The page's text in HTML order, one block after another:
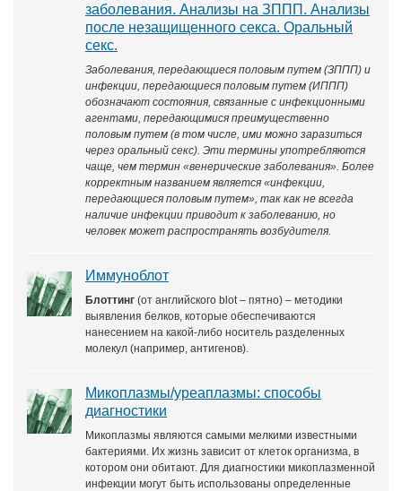
заболевания. Анализы на ЗППП. Анализы
после незащищенного секса. Оральный
секс.
Заболевания, передающиеся половым путем (ЗППП) и
инфекции, передающиеся половым путем (ИППП)
обозначают состояния, связанные с инфекционными
агентами, передающимися преимущественно
половым путем (в том числе, ими можно заразиться
через оральный секс). Эти термины употребляются
чаще, чем термин «венерические заболевания». Более
корректным названием является «инфекции,
передающиеся половым путем», так как не всегда
наличие инфекции приводит к заболеванию, но
человек может распространять возбудителя.
Иммуноблот
Блоттинг (от английского blot – пятно) – методики
выявления белков, которые обеспечиваются
нанесением на какой-либо носитель разделенных
молекул (например, антигенов).
Микоплазмы/уреаплазмы: способы
диагностики
Микоплазмы являются самыми мелкими известными
бактериями. Их жизнь зависит от клеток организма, в
котором они обитают. Для диагностики микоплазменной
инфекции могут быть использованы определенные